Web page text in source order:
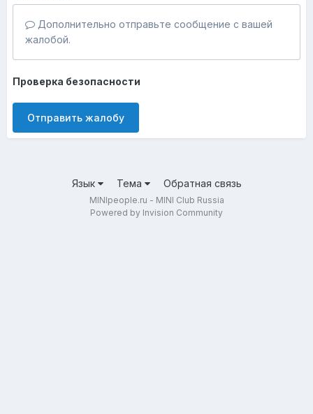
Дополнительно отправьте сообщение с вашей
жалобой.
Проверка безопасности
Отправить жалобу
Язык Тема Обратная связь
MINIpeople.ru - MINI Club Russia
Powered by Invision Community